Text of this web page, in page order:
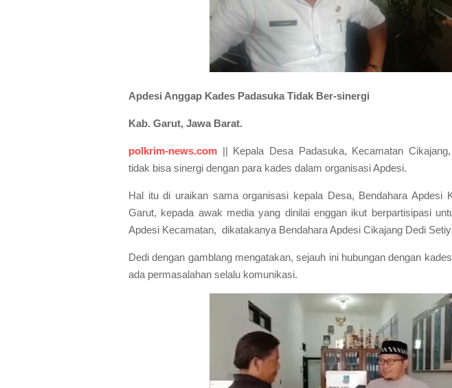
Apdesi Anggap Kades Padasuka Tidak Ber-sinergi
Kab. Garut, Jawa Barat.
polkrim-news.com || Kepala Desa Padasuka, Kecamatan
tidak bisa sinergi dengan para kades dalam organisasi Apdesi.
Hal itu di uraikan sama organisasi kepala Desa, Bendahara Apdesi
Garut, kepada awak media yang dinilai enggan ikut berpartisipasi
Apdesi Kecamatan, dikatakanya Bendahara Apdesi Cikajang Dedi
Dedi dengan gamblang mengatakan, sejauh ini hubungan dengan
ada permasalahan selalu komunikasi.